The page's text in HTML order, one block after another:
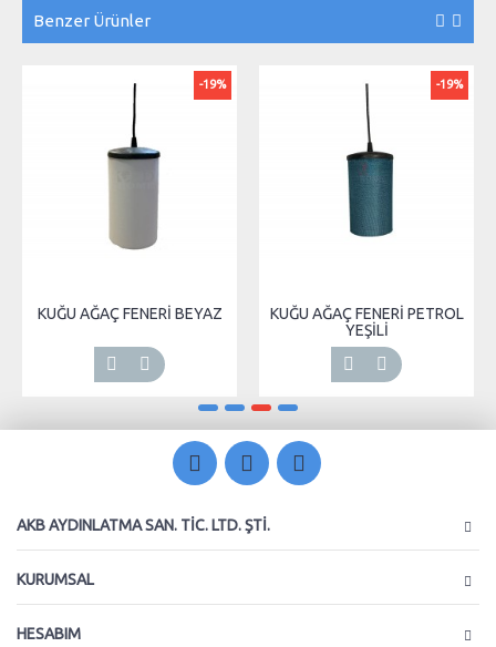
Benzer Ürünler
-19%
KUĞU AĞAÇ FENERİ BEYAZ
-19%
KUĞU AĞAÇ FENERİ PETROL
YEŞİLİ
AKB AYDINLATMA SAN. TIC. LTD. ŞTI.
KURUMSAL
HESABIM